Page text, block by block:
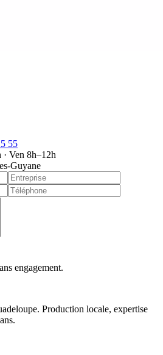
55
Ven 8h–12h
Guyane
engagement.
Production locale, expertise